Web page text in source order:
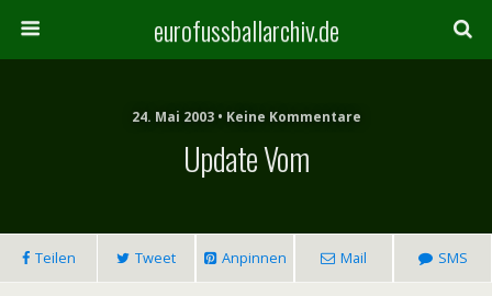
eurofussballarchiv.de
24. Mai 2003 • Keine Kommentare
Update Vom
Teilen Tweet Anpinnen Mail SMS